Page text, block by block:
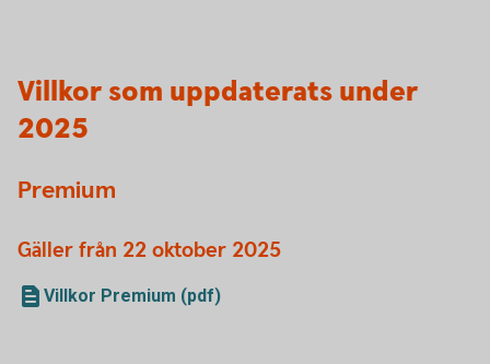
Villkor som uppdaterats under
2025
Premium
Gäller från 22 oktober 2025
Villkor Premium (pdf)